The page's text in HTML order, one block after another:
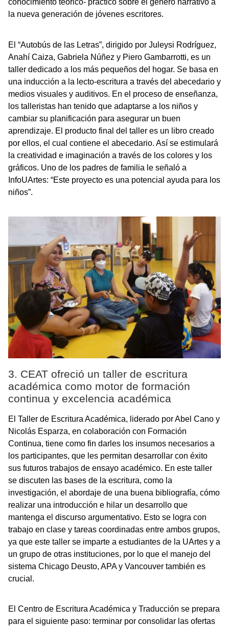
conocimiento teórico- práctico sobre el género narrativo a
la nueva generación de jóvenes escritores.
El “Autobús de las Letras”, dirigido por Juleysi Rodríguez,
Anahí Caiza, Gabriela Núñez y Piero Gambarrotti, es un
taller dedicado a los más pequeños del hogar. Se basa en
una inducción a la lecto-escritura a través del abecedario y
medios visuales y auditivos. En el proceso de enseñanza,
los talleristas han tenido que adaptarse a los niños y
cambiar su planificación para asegurar un buen
aprendizaje. El producto final del taller es un libro creado
por ellos, el cual contiene el abecedario. Así se estimulará
la creatividad e imaginación a través de los colores y los
gráficos. Uno de los padres de familia le señaló a
InfoUArtes: “Este proyecto es una potencial ayuda para los
niños”.
3. CEAT ofreció un taller de escritura
académica como motor de formación
continua y excelencia académica
El Taller de Escritura Académica, liderado por Abel Cano y
Nicolás Esparza, en colaboración con Formación
Continua, tiene como fin darles los insumos necesarios a
los participantes, que les permitan desarrollar con éxito
sus futuros trabajos de ensayo académico. En este taller
se discuten las bases de la escritura, como la
investigación, el abordaje de una buena bibliografía, cómo
realizar una introducción e hilar un desarrollo que
mantenga el discurso argumentativo. Esto se logra con
trabajo en clase y tareas coordinadas entre ambos grupos,
ya que este taller se imparte a estudiantes de la UArtes y a
un grupo de otras instituciones, por lo que el manejo del
sistema Chicago Deusto, APA y Vancouver también es
crucial.
El Centro de Escritura Académica y Traducción se prepara
para el siguiente paso: terminar por consolidar las ofertas